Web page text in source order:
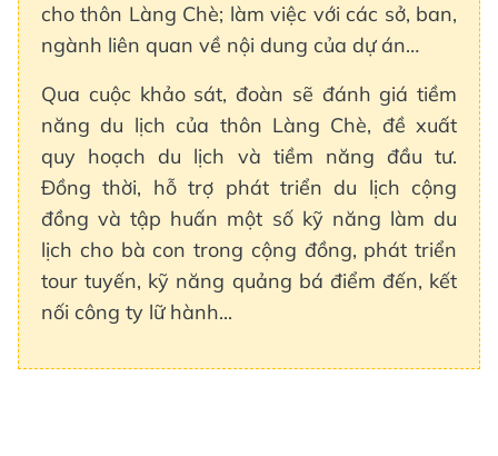
cho thôn Làng Chè; làm việc với các sở, ban,
ngành liên quan về nội dung của dự án…
Qua cuộc khảo sát, đoàn sẽ đánh giá tiềm
năng du lịch của thôn Làng Chè, đề xuất
quy hoạch du lịch và tiềm năng đầu tư.
Đồng thời, hỗ trợ phát triển du lịch cộng
đồng và tập huấn một số kỹ năng làm du
lịch cho bà con trong cộng đồng, phát triển
tour tuyến, kỹ năng quảng bá điểm đến, kết
nối công ty lữ hành...